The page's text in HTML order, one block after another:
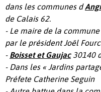
dans lescommunes d
de Calais 62.
- Le maire de la commune
par le président Joël
- Boisset et Gaujac 30140
- Dans les « Jardins
Préfete Catherine Seguin